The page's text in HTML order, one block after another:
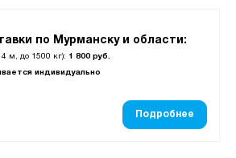
по Мурманску и области:
4 м, до 1500 кг): 1 800 руб.
индивидуально
Подробнее